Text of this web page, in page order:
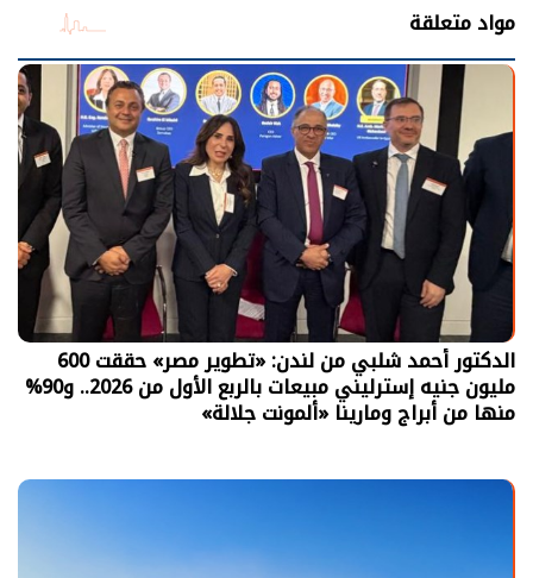
مواد متعلقة
الدكتور أحمد شلبي من لندن: «تطوير مصر» حققت 600
مليون جنيه إسترليني مبيعات بالربع الأول من 2026.. و90%
منها من أبراج ومارينا «ألمونت جلالة»